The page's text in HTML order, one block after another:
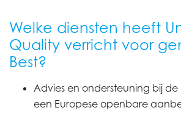
Welke diensten heeft
Quality verricht voor
Best?
Advies en ondersteuning bij
een Europese openbare